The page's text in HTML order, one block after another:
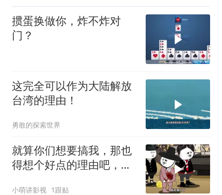
掼蛋换做你，炸不炸对
门？
这完全可以作为大陆解放
台湾的理由！
勇敢的探索世界
就算你们想要搞我，那也
得想个好点的理由吧，这
小萌讲影视 1跟贴